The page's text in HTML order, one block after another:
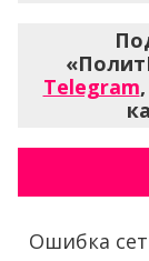
Telegram,
Ошибка